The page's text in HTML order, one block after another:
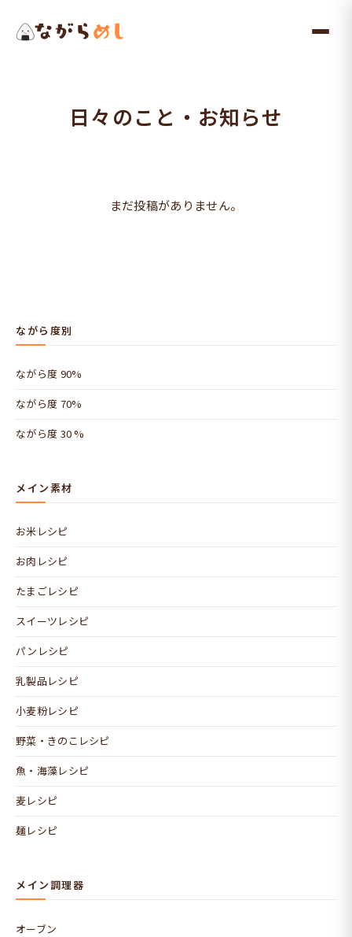
日々のこと・お知らせ
まだ投稿がありません。
ながら度別
ながら度 90%
ながら度 70%
ながら度 30 %
メイン素材
お米レシピ
お肉レシピ
たまごレシピ
スイーツレシピ
パンレシピ
乳製品レシピ
小麦粉レシピ
野菜・きのこレシピ
魚・海藻レシピ
麦レシピ
麺レシピ
メイン調理器
オーブン